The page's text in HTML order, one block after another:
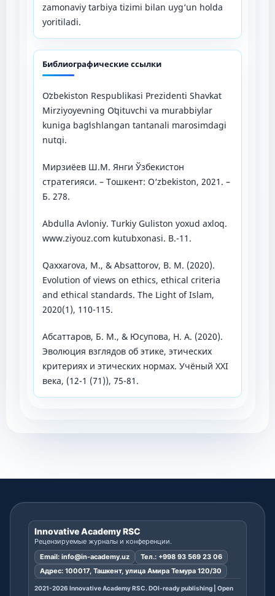
zamonaviy tarbiya tizimi bilan uyg‘un holda
yoritiladi.
Библиографические ссылки
Oʻzbekiston Respublikasi Prezidenti Shavkat
Mirziyoyevning Oʻqituvchi va murabbiylar
kuniga bagʻishlangan tantanali marosimdagi
nutqi.
Мирзиёев Ш.М. Янги Ўзбекистон
стратегияси. – Тошкент: O‘zbekiston, 2021. –
Б. 278.
Abdulla Avloniy. Turkiy Guliston yoxud axloq.
www.ziyouz.com kutubxonasi. B.-11.
Qaxxarova, M., & Absattorov, B. M. (2020).
Evolution of views on ethics, ethical criteria
and ethical standards. The Light of Islam,
2020(1), 110-115.
Абсаттаров, Б. М., & Юсупова, Н. А. (2020).
Эволюция взглядов об этике, этических
критериях и этических нормах. Учёный XXI
века, (12-1 (71)), 75-81.
Innovative Academy RSC
Рецензируемые журналы и конференции.
Email: info@in-academy.uz Тел.: +998 93 569 23 06
Адрес: 100017, Ташкент, улица Амира Темура 120/30
2021-2026 Innovative Academy RSC. DOI-ready publishing | Open